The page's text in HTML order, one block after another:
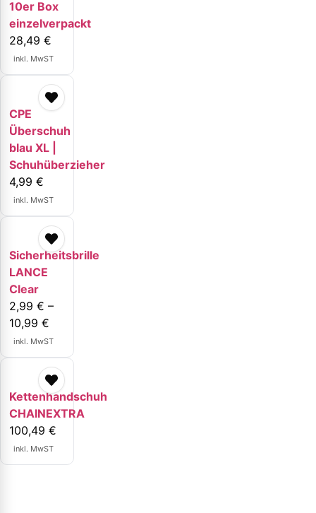
10er Box
einzelverpackt
28,49 €
inkl. MwST
CPE
Überschuh
blau XL |
Schuhüberzieher
4,99 €
inkl. MwST
Sicherheitsbrille
LANCE
Clear
2,99 € –
10,99 €
inkl. MwST
Kettenhandschuh
CHAINEXTRA
100,49 €
inkl. MwST